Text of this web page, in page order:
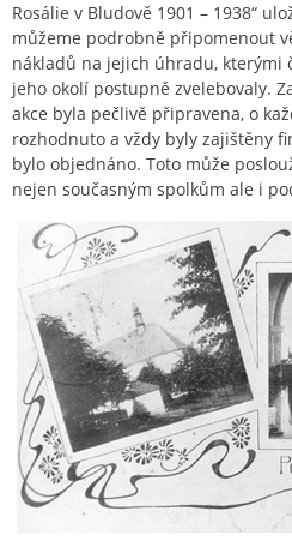
Rosálie v Bludově 1901 – 1938“
můžeme podrobně připomenout
nákladů na jejich úhradu, kterými
jeho okolí postupně zvelebovaly.
akce byla pečlivě připravena, o
rozhodnuto a vždy byly zajištěny
bylo objednáno. Toto může
nejen současným spolkům ale i